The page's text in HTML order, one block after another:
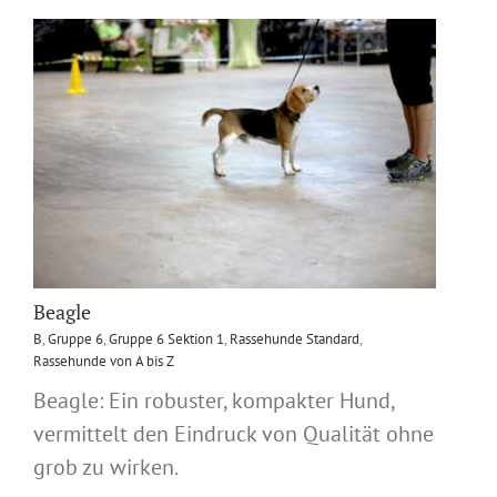
Beagle
B,Gruppe 6,Gruppe 6 Sektion 1, Rassehunde Standard,
Rassehunde von A bis Z
Beagle: Ein robuster, kompakter Hund,
vermittelt den Eindruck von Qualität ohne
grob zu wirken.